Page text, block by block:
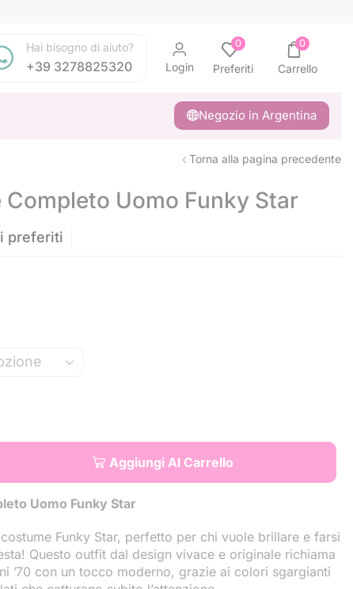
Hai bisogno di aiuto?
+39 3278825320 Login
0
Preferiti
0
Carrello
Negozio in Argentina
Torna alla pagina precedente
Completo Uomo Funky Star
preferiti
Aggiungi Al Carrello
Uomo Funky Star
Funky Star, perfetto per chi vuole brillare e farsi
Questo outfit dal design vivace e originale richiama
’70 con un tocco moderno, grazie ai colori sgargianti